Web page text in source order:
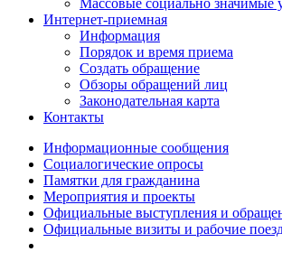
Массовые социально значимые
Интернет-приемная
Информация
Порядок и время приема
Создать обращение
Обзоры обращений лиц
Законодательная карта
Контакты
Информационные сообщения
Социалогические опросы
Памятки для гражданина
Мероприятия и проекты
Официальные выступления и
Официальные визиты и рабочие